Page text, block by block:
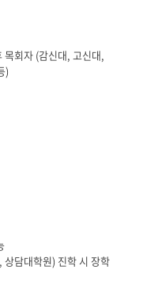
회자 (감신대, 고신대,
)
담대학원) 진학 시 장학